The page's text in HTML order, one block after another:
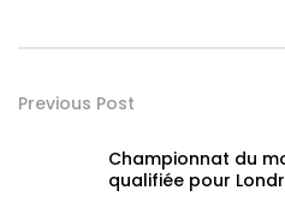
Previous Post
Championnat du
qualifiée pour